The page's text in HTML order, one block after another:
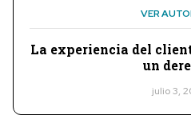
VER
La experiencia del
un
julio 3,